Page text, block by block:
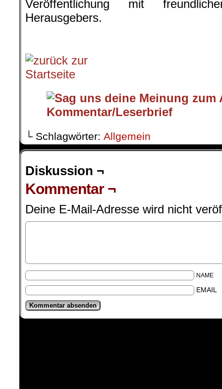
Veröffentlichung mit
Herausgebers.
└ Schlagwörter: Allgemein
Diskussion ¬
Kommentar ¬
Deine E-Mail-Adresse wird nicht
NAME
EMAIL